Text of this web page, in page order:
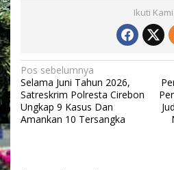
Ikuti Kami
N
a
v
i
Pos sebelumnya
Selama Juni Tahun 2026,
Satreskrim Polresta Cirebon
Ungkap 9 Kasus Dan
Amankan 10 Tersangka ​